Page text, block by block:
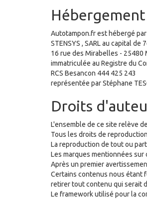
Hébergement
Autotampon.fr est hébergé par
STENSYS , SARL au capital
16 rue des Mirabelles - 25480
immatriculée au Registre du
RCS Besancon 444 425 243
représentée par Stéphane
Droits
L'ensemble de ce site relève
Tous les droits de
La reproduction de tout ou
Les marques mentionnées
Après un premier
Certains contenus nous étant
retirer tout contenu qui serait
Le framework utilisé pour la